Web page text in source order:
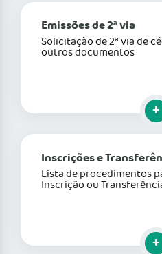
Emissões de 2ª via
Solicitação de 2ª via de
outros documentos
Inscrições e
Lista de procedimentos
Inscrição ou